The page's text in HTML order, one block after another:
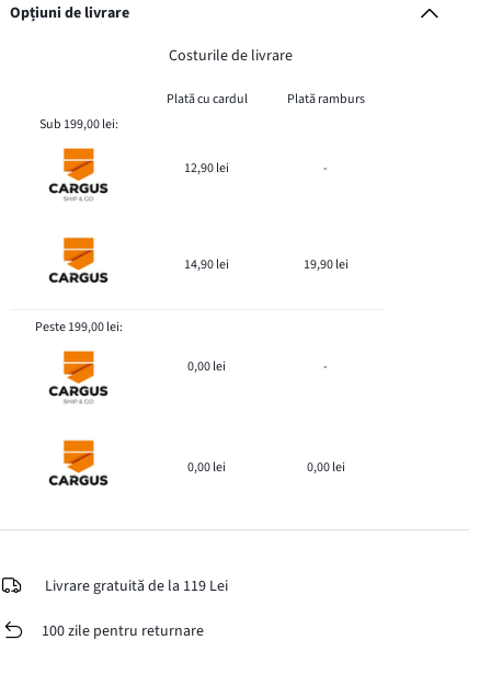
Opțiuni de livrare
Costurile de livrare
Plată cu cardul
Plată ramburs
Sub 199,00 lei:
12,90 lei -
14,90 lei 19,90 lei
Peste 199,00 lei:
0,00 lei -
0,00 lei 0,00 lei
Livrare gratuită de la 119 Lei
100 zile pentru returnare